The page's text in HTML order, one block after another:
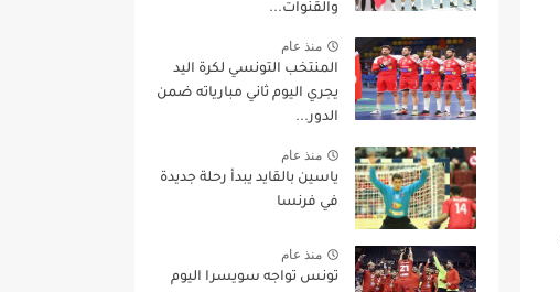
والقنوات...
منذ عام
المنتخب التونسي لكرة اليد
يجري اليوم ثاني مبارياته ضمن
الدور...
منذ عام
ياسين بالقايد يبدأ رحلة جديدة
في فرنسا
منذ عام
تونس تواجه سويسرا اليوم